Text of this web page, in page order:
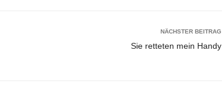
NÄCHSTER BEITRAG
Sie retteten mein Handy